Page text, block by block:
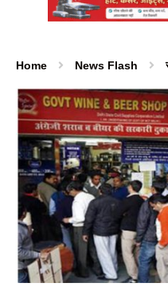
Home News Flash